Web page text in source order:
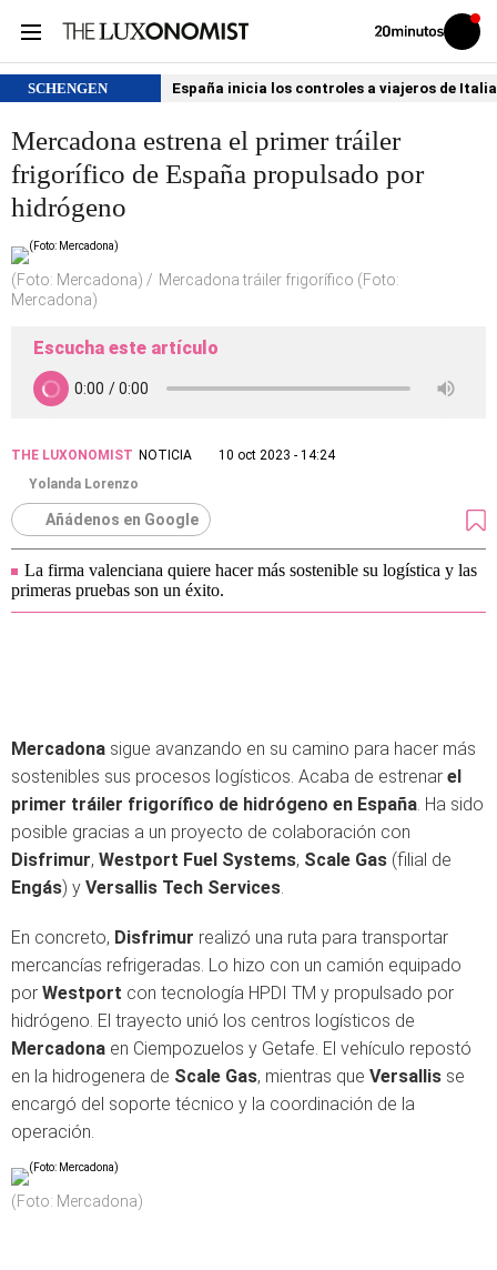
Volver
Iniciar
sesión
SCHENGEN España inicia los controles a viajeros de
Mercadona estrena el primer tráiler
frigorífico de España propulsado por
hidrógeno
(Foto: Mercadona)
Mercadona tráiler frigorífico (Foto:
Mercadona)
Escucha este artículo
THE LUXONOMIST NOTICIA
10 oct 2023 - 14:24
Yolanda Lorenzo
Añádenos en Google
La firma valenciana quiere hacer más sostenible su logística y las
primeras pruebas son un éxito.
Mercadona sigue avanzando en su camino para hacer más
sostenibles sus procesos logísticos. Acaba de estrenar el
primer tráiler frigorífico de hidrógeno en España. Ha sido
posible gracias a un proyecto de colaboración con
Disfrimur, Westport Fuel Systems, Scale Gas (filial de
Engás) y Versallis Tech Services.
En concreto, Disfrimur realizó una ruta para transportar
mercancías refrigeradas. Lo hizo con un camión equipado
por Westport con tecnología HPDI TM y propulsado por
hidrógeno. El trayecto unió los centros logísticos de
Mercadona en Ciempozuelos y Getafe. El vehículo repostó
en la hidrogenera de Scale Gas, mientras que Versallis se
encargó del soporte técnico y la coordinación de la
operación.
(Foto: Mercadona)